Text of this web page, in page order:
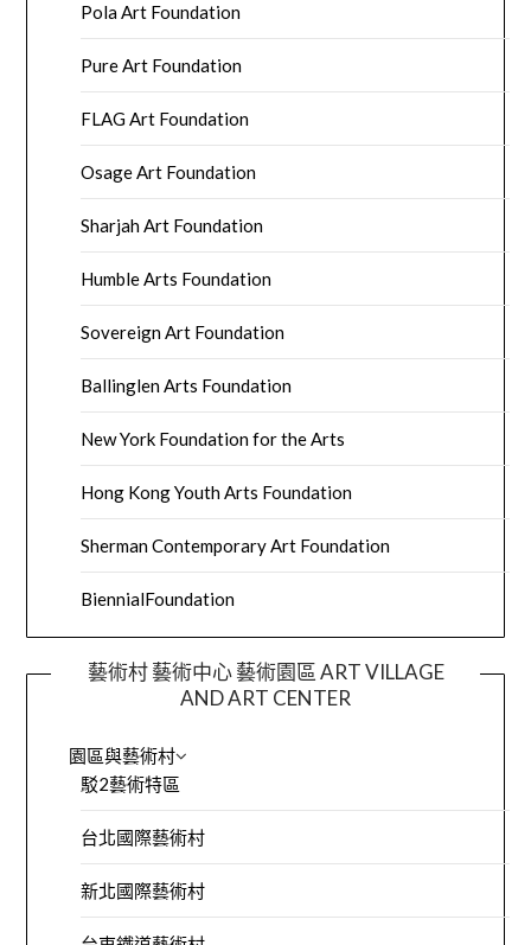
Pola Art Foundation
Pure Art Foundation
FLAG Art Foundation
Osage Art Foundation
Sharjah Art Foundation
Humble Arts Foundation
Sovereign Art Foundation
Ballinglen Arts Foundation
New York Foundation for the Arts
Hong Kong Youth Arts Foundation
Sherman Contemporary Art Foundation
BiennialFoundation
藝術村 藝術中心 藝術園區 ART VILLAGE
AND ART CENTER
園區與藝術村
駁2藝術特區
台北國際藝術村
新北國際藝術村